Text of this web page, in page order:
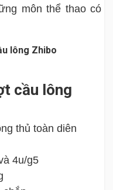
môn thể thao có
lông Zhibo
cầu lông
thủ toàn diên
4u/g5